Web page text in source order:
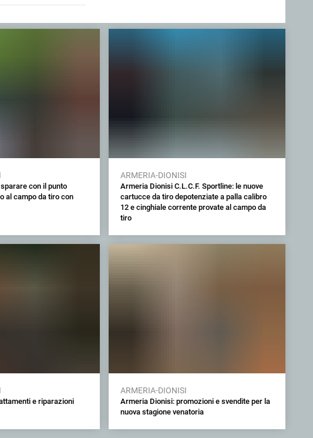
con il punto
al campo da tiro con
ARMERIA-DIONISI
Armeria Dionisi C.L.C.F. Sportline: le nuove
cartucce da tiro depotenziate a palla calibro
12 e cinghiale corrente provate al campo da
tiro
e riparazioni
ARMERIA-DIONISI
Armeria Dionisi: promozioni e svendite per la
nuova stagione venatoria